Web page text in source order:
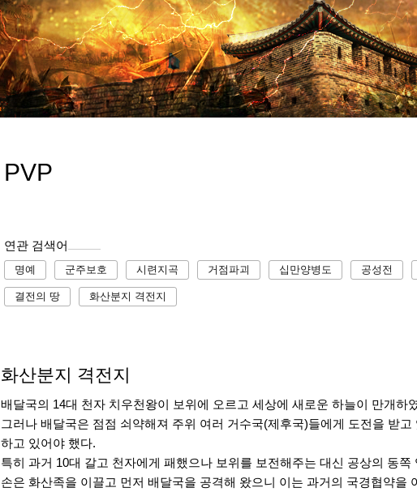
PVP
연관 검색어
명예 군주보호 시련지곡 거점파괴 십만양병도 공성전
결전의 땅 화산분지 격전지
화산분지 격전지
배달국의 14대 천자 치우천왕이 보위에 오르고 세상에 새로운 하늘이 만개하
그러나 배달국은 점점 쇠약해져 주위 여러 거수국(제후국)들에게 도전을 받
하고 있어야 했다.
특히 과거 10대 갈고 천자에게 패했으나 보위를 보전해주는 대신 공상의 동
손은 화산족을 이끌고 먼저 배달국을 공격해 왔으니 이는 과거의 국경협약을